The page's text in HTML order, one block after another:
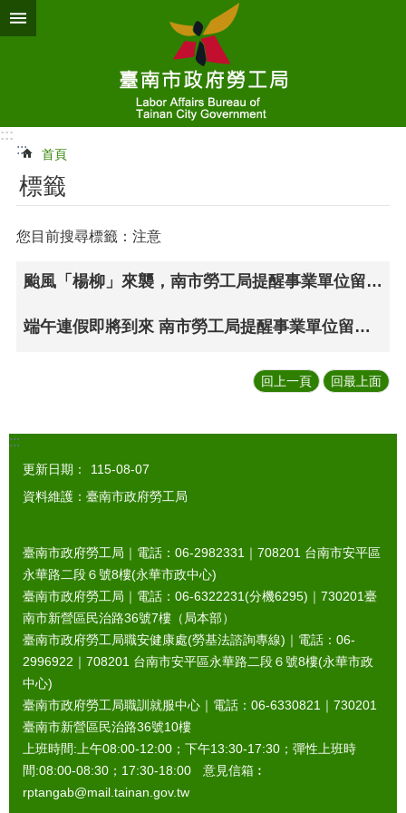
跳到主要內容區塊
:::
:::
首頁
標籤
您目前搜尋標籤：注意
颱風「楊柳」來襲，南市勞工局提醒事業單位留意天然災害出勤及工資給付相關規定
端午連假即將到來 南市勞工局提醒事業單位留意連假期間之出勤及工資給付相關規定
回上一頁 回最上面
:::
更新日期：
115-08-07
資料維護：臺南市政府勞工局
臺南市政府勞工局｜電話：06-2982331｜ 708201 台南市安平區
永華路二段６號8樓(永華市政中心)
臺南市政府勞工局｜電話：06-6322231(分機6295)｜ 730201臺
南市新營區民治路36號7樓（局本部）
臺南市政府勞工局職安健康處(勞基法諮詢專線)｜電話：06-
2996922｜ 708201 台南市安平區永華路二段６號8樓(永華市政
中心)
臺南市政府勞工局職訓就服中心｜電話：06-6330821｜ 730201
臺南市新營區民治路36號10樓
上班時間:上午08:00-12:00；下午13:30-17:30；彈性上班時
間:08:00-08:30；17:30-18:00 意見信箱︰
rptangab@mail.tainan.gov.tw